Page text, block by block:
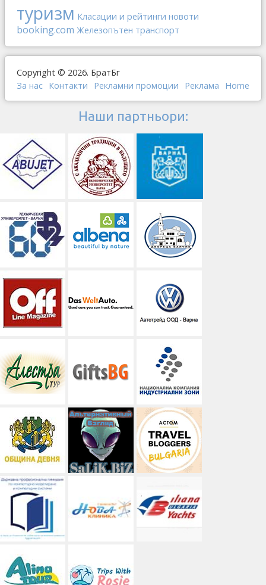
туризм Класации и рейтинги новоти
booking.com Железопътен транспорт
Copyright © 2026. БратБг
За нас Контакти Рекламни промоции Реклама Home
Наши партньори: